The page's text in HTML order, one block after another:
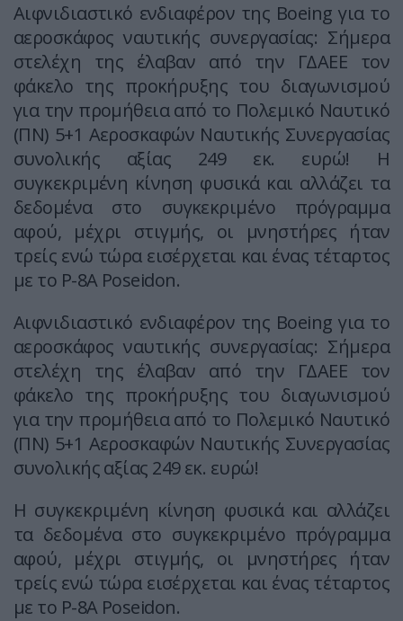
Αιφνιδιαστικό ενδιαφέρον της Boeing για το
αεροσκάφος ναυτικής συνεργασίας: Σήμερα
στελέχη της έλαβαν από την ΓΔΑΕΕ τον
φάκελο της προκήρυξης του διαγωνισμού
για την προμήθεια από το Πολεμικό Ναυτικό
(ΠΝ) 5+1 Αεροσκαφών Ναυτικής Συνεργασίας
συνολικής αξίας 249 εκ. ευρώ! Η
συγκεκριμένη κίνηση φυσικά και αλλάζει τα
δεδομένα στο συγκεκριμένο πρόγραμμα
αφού, μέχρι στιγμής, οι μνηστήρες ήταν
τρείς ενώ τώρα εισέρχεται και ένας τέταρτος
με το P-8A Poseidon.
Αιφνιδιαστικό ενδιαφέρον της Boeing για το
αεροσκάφος ναυτικής συνεργασίας: Σήμερα
στελέχη της έλαβαν από την ΓΔΑΕΕ τον
φάκελο της προκήρυξης του διαγωνισμού
για την προμήθεια από το Πολεμικό Ναυτικό
(ΠΝ) 5+1 Αεροσκαφών Ναυτικής Συνεργασίας
συνολικής αξίας 249 εκ. ευρώ!
Η συγκεκριμένη κίνηση φυσικά και αλλάζει
τα δεδομένα στο συγκεκριμένο πρόγραμμα
αφού, μέχρι στιγμής, οι μνηστήρες ήταν
τρείς ενώ τώρα εισέρχεται και ένας τέταρτος
με το P-8A Poseidon.